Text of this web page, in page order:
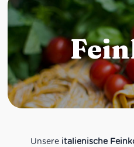
Unsere italienische